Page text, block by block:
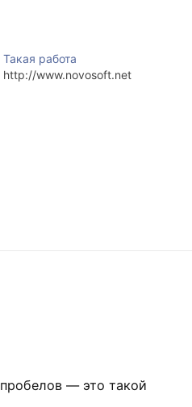
Такая работа
http://www.novosoft.net
— это такой